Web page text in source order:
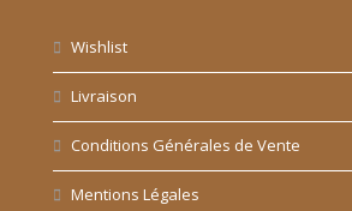
Wishlist
Livraison
Conditions Générales de Vente
Mentions Légales